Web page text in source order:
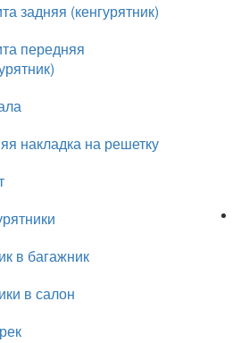
задняя (кенгурятник)
передняя
накладка на решетку
в багажник
в салон